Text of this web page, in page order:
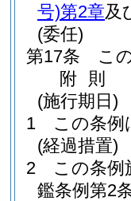
号)第2章及
(委任)
第17条
こ
附 則
(施行期日)
1
この条例
(経過措置)
2
この条例
鑑条例第2